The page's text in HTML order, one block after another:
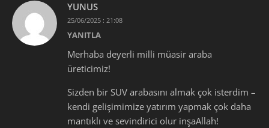
YUNUS
25/06/2025 : 21:08
YANITLA
Merhaba deyerli milli müasir araba
üreticimiz!
Sizden bir SUV arabasını almak çok isterdim –
kendi gelişimimize yatırım yapmak çok daha
mantıklı ve sevindirici olur inşaAllah!